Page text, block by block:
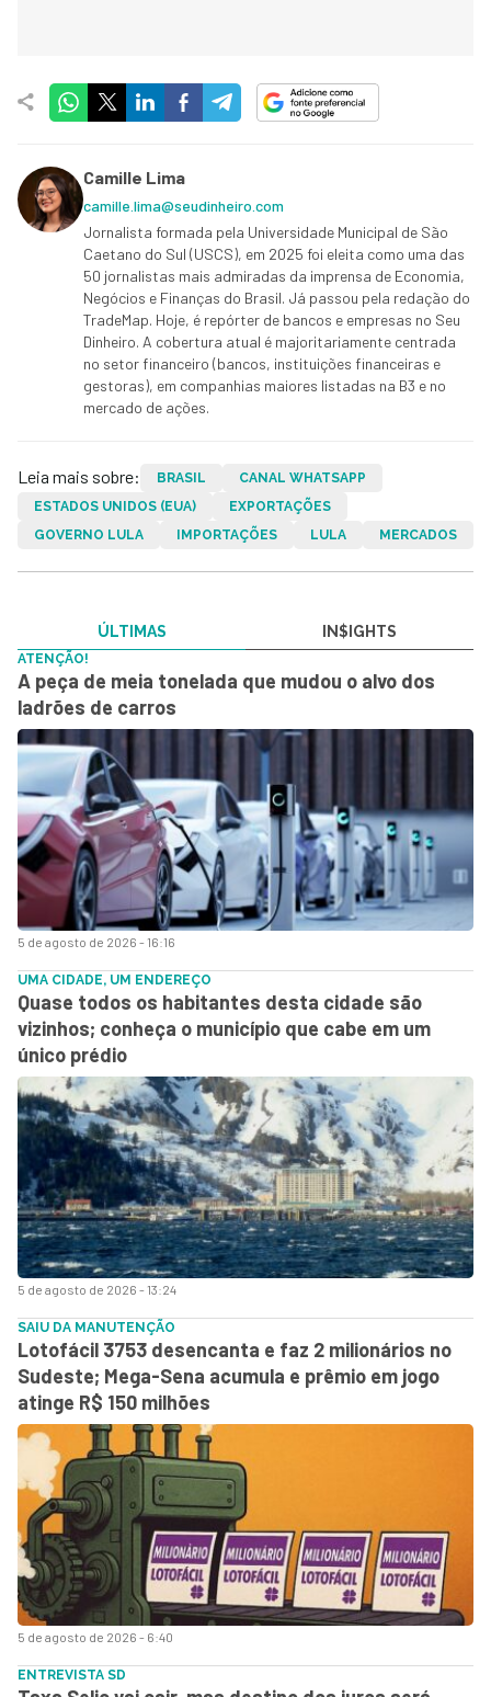
Camille Lima
camille.lima@seudinheiro.com
Jornalista formada pela Universidade Municipal de São
Caetano do Sul (USCS), em 2025 foi eleita como uma das
50 jornalistas mais admiradas da imprensa de Economia,
Negócios e Finanças do Brasil. Já passou pela redação do
TradeMap. Hoje, é repórter de bancos e empresas no Seu
Dinheiro. A cobertura atual é majoritariamente centrada
no setor financeiro (bancos, instituições financeiras e
gestoras), em companhias maiores listadas na B3 e no
mercado de ações.
Leia mais sobre: BRASIL
CANAL WHATSAPP
ESTADOS UNIDOS (EUA)
EXPORTAÇÕES
GOVERNO LULA
IMPORTAÇÕES LULA MERCADOS
ÚLTIMAS IN$IGHTS
5 de agosto de 2026 - 16:16
ATENÇÃO!
A peça de meia tonelada que mudou o alvo dos
ladrões de carros
5 de agosto de 2026 - 13:24
UMA CIDADE, UM ENDEREÇO
Quase todos os habitantes desta cidade são
vizinhos; conheça o município que cabe em um
único prédio
5 de agosto de 2026 - 6:40
SAIU DA MANUTENÇÃO
Lotofácil 3753 desencanta e faz 2 milionários no
Sudeste; Mega-Sena acumula e prêmio em jogo
atinge R$ 150 milhões
ENTREVISTA SD